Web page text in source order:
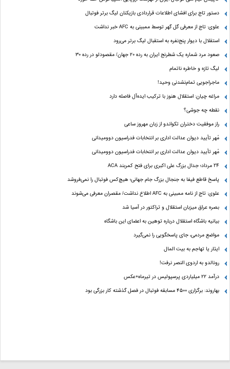
دستور تاج برای افشای اطلاعات قراردادی بازیکنان لیگ برتر فوتبال
علوی: تاج از معرفی گل گهر توسط ممبینی به AFC خبر نداشت
استقلال با دیوار پنج‌نفره به استقبال لیگ برتر می‌رود
صعود مرد شماره یک شطرنج ایران به رده ۲۰ جهان/ مقصودلو در رده ۳۰
لیگ تازه و خاطره ناتمام
ماجراجویی تمام‌نشدنی وحید!
مراغه چیان: استقلال هنوز با ترکیب ایده‌آل فاصله دارد
نقطه چه جوشی؟
راز موفقیت دختران تکواندو از زبان مهروز ساعی
مُهر تأیید دیوان عدالت اداری بر انتخابات فدراسیون دوومیدانی
مُهر تأیید دیوان عدالت اداری بر انتخابات فدراسیون دوومیدانی
24 مرداد؛ جدال بزرگ علی‌ اکبری برای فتح کمربند ACA
پاسخ قاطع فیفا به جنجال بزرگ جام جهانی؛ هیچ‌کس فوتبال را نمی‌فروشد
علوی: تاج از نامه ممبینی به AFC اطلاع نداشت/ مقصران معرفی می‌شوند
بصره عراق میزبان استقلال و تراکتور در آسیا شد
بیانیه باشگاه استقلال درباره توهین به اعضای این باشگاه
مواضع مردمی، جای پاسخگویی را نمی‌گیرد
ایثار یا تهاجم به بیت المال
رونالدو به اردوی النصر نرفت!
درآمد ۲۲ میلیاردی پرسپولیس در تیرماه+عکس
بهاروند: برگزاری ۴۵۰۰ مسابقه فوتبال در فصل گذشته کار بزرگی بود